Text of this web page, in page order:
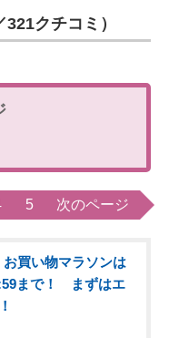
クチコミ）
5 次のページ
お買い物マラソンは
まで！ まずはエ